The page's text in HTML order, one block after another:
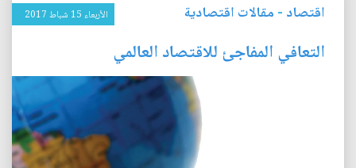
اقتصاد - مقالات اقتصادية الأربعاء 15 شباط 2017
التعافي المفاجئ للاقتصاد العالمي